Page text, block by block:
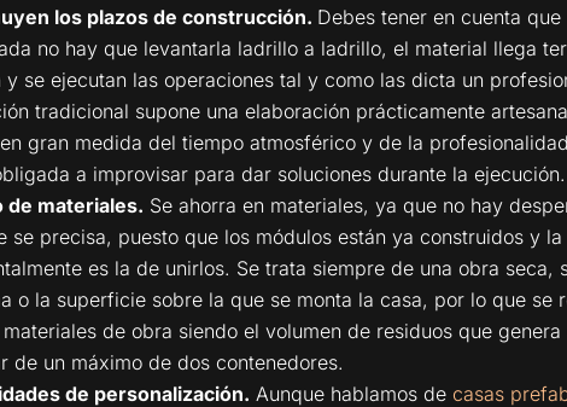
los plazos de construcción. Debes tener en cuenta que
no hay que levantarla ladrillo a ladrillo, el material llega
y se ejecutan las operaciones tal y como las dicta un
tradicional supone una elaboración prácticamente
gran medida del tiempo atmosférico y de la
a improvisar para dar soluciones durante la ejecución.
de materiales. Se ahorra en materiales, ya que no hay
se precisa, puesto que los módulos están ya construidos y
es la de unirlos. Se trata siempre de una obra seca,
o la superficie sobre la que se monta la casa, por lo que se
de obra siendo el volumen de residuos que
de un máximo de dos contenedores.
de personalización. Aunque hablamos de casas